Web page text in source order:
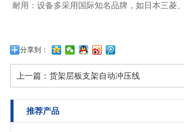
耐用：设备多采用国际知名品牌，如日本三菱
分享到：
上一篇： 货架层板支架自动冲压线
推荐产品